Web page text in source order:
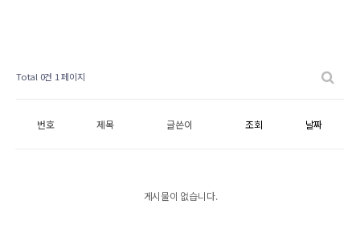
Total 0건 1 페이지
번호 제목 글쓴이 조회 날짜
게시물이 없습니다.